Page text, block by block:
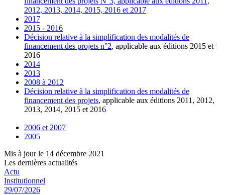
2012, 2013, 2014, 2015, 2016 et 2017
2017
2015 - 2016
Décision relative à la simplification des modalités de
financement des projets n°2, applicable aux éditions 2015 et
2016
2014
2013
2008 à 2012
Décision relative à la simplification des modalités de
financement des projets, applicable aux éditions 2011, 2012,
2013, 2014, 2015 et 2016
2006 et 2007
2005
Mis à jour le 14 décembre 2021
Les dernières actualités
Actu
Institutionnel
29/07/2026